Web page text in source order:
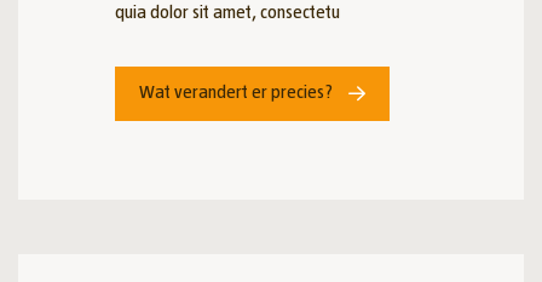
quia dolor sit amet, consectetu
Wat verandert er precies?